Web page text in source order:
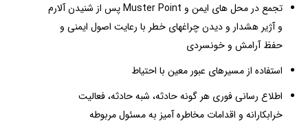
تجمع در محل های ایمن و Muster Point پس از شنیدن آلارم
و آژیر هشدار و دیدن چراغهای خطر با رعایت اصول ایمنی و
حفظ آرامش و خونسردی
استفاده از مسیرهای عبور معین با احتیاط
اطلاع رسانی فوری هر گونه حادثه، شبه حادثه، فعالیت
خرابکارانه و اقدامات مخاطره آمیز به مسئول مربوطه